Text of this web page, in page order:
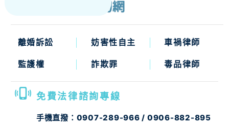
離婚訴訟 妨害性自主 車禍律師
監護權 詐欺罪 毒品律師
免費法律諮詢專線
手機直撥： 0907-289-966 / 0906-882-895